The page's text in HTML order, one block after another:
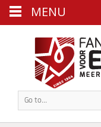
Go to...
MENU